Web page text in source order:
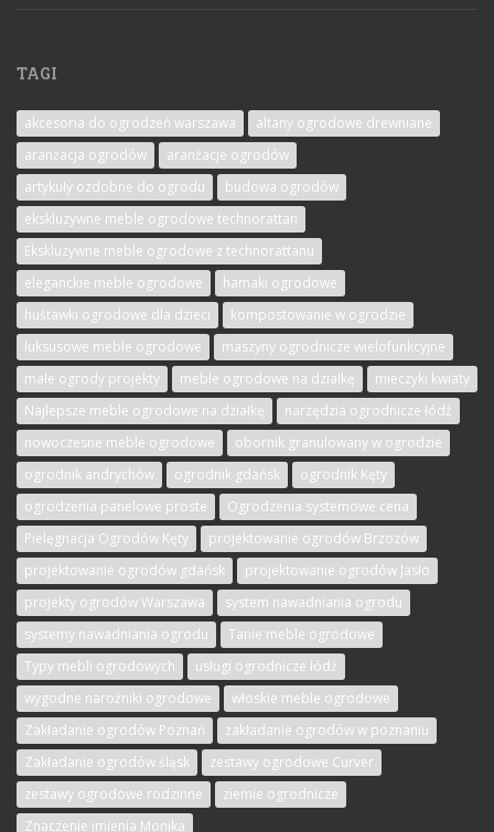
TAGI
akcesoria do ogrodzeń warszawa
altany ogrodowe drewniane
aranżacja ogrodów
aranżacje ogrodów
artykuły ozdobne do ogrodu
budowa ogrodów
ekskluzywne meble ogrodowe technorattan
Ekskluzywne meble ogrodowe z technorattanu
eleganckie meble ogrodowe
hamaki ogrodowe
huśtawki ogrodowe dla dzieci
kompostowanie w ogrodzie
luksusowe meble ogrodowe
maszyny ogrodnicze wielofunkcyjne
małe ogrody projekty
meble ogrodowe na działkę
mieczyki kwiaty
Najlepsze meble ogrodowe na działkę
narzędzia ogrodnicze łódź
nowoczesne meble ogrodowe
obornik granulowany w ogrodzie
ogrodnik andrychów
ogrodnik gdańsk
ogrodnik Kęty
ogrodzenia panelowe proste
Ogrodzenia systemowe cena
Pielęgnacja Ogrodów Kęty
projektowanie ogrodów Brzozów
projektowanie ogrodów gdańsk
projektowanie ogrodów Jasło
projekty ogrodów Warszawa
system nawadniania ogrodu
systemy nawadniania ogrodu
Tanie meble ogrodowe
Typy mebli ogrodowych
usługi ogrodnicze łódź
wygodne narożniki ogrodowe
włoskie meble ogrodowe
Zakładanie ogrodów Poznań
zakładanie ogrodów w poznaniu
Zakładanie ogrodów śląsk
zestawy ogrodowe Curver
zestawy ogrodowe rodzinne
ziemie ogrodnicze
Znaczenie imienia Monika